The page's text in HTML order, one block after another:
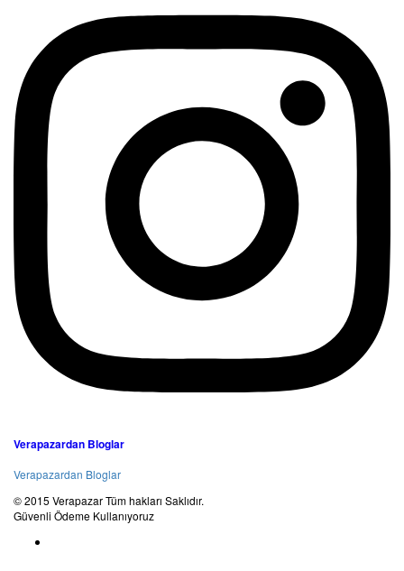
Verapazardan Bloglar
Verapazardan Bloglar
© 2015 Verapazar Tüm hakları Saklıdır.
Güvenli Ödeme Kullanıyoruz